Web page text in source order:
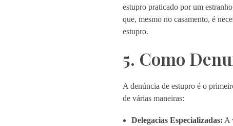
estupro praticado por um
que, mesmo no casamento, é
estupro.
5. Como
A denúncia de estupro é o
de várias maneiras:
Delegacias Especializadas: A